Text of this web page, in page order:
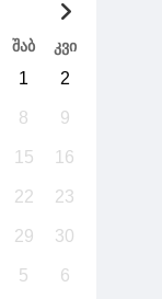
შაბ კვი
1 2
8 9
15 16
22 23
29 30
5 6